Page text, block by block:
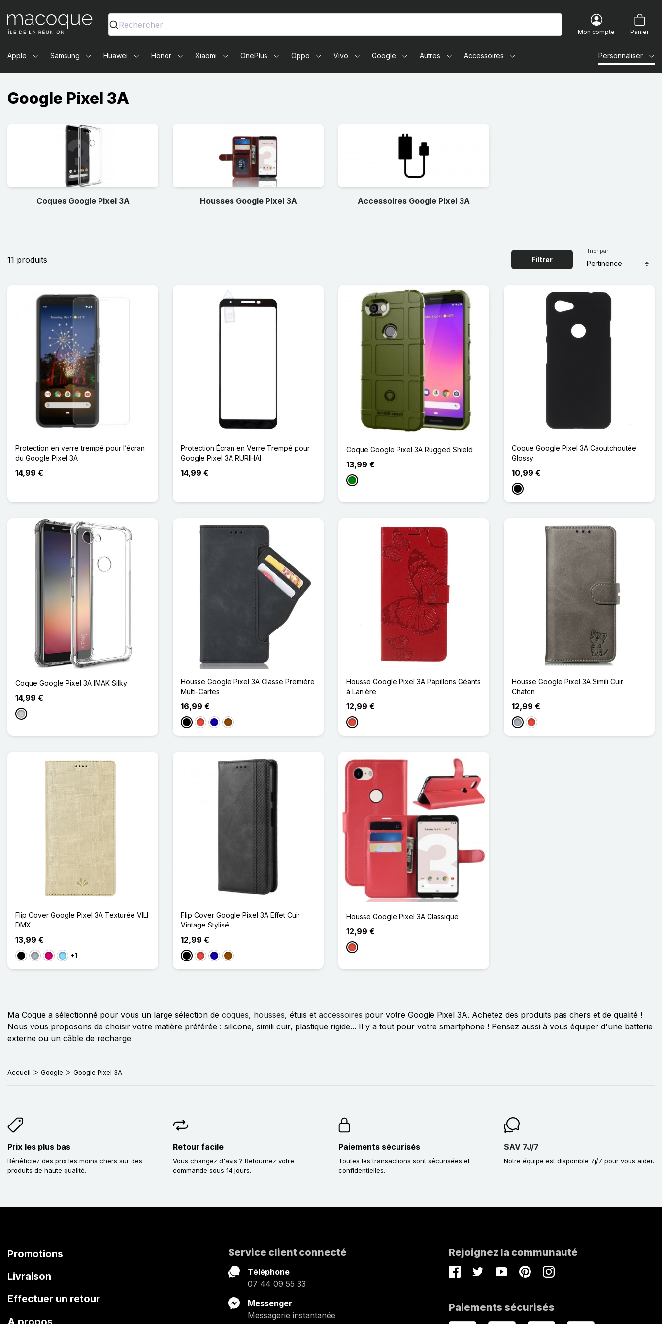
Ma Coque - Coques et Accessoires pour smartphones et tablettes
Rechercher
Mon compte Panier
Apple Samsung Huawei Honor Xiaomi OnePlus Oppo Vivo Google Autres Accessoires Personnaliser
Google Pixel 3A
Coques Google Pixel 3A Housses Google Pixel 3A Accessoires Google Pixel 3A
11 produits Filtrer
Trier par
Protection en verre trempé pour l’écran
du Google Pixel 3A
14,99 €
Protection Écran en Verre Trempé pour
Google Pixel 3A RURIHAI
14,99 €
Coque Google Pixel 3A Rugged Shield
13,99 €
Vert
Coque Google Pixel 3A Caoutchoutée
Glossy
10,99 €
Noir
Coque Google Pixel 3A IMAK Silky
14,99 €
Transparent
Housse Google Pixel 3A Classe Première
Multi-Cartes
16,99 €
NoirRougeBleu Foncé
Marron
Housse Google Pixel 3A Papillons Géants
à Lanière
12,99 €
Rouge
Housse Google Pixel 3A Simili Cuir
Chaton
12,99 €
Gris Rouge
Flip Cover Google Pixel 3A Texturée VILI
DMX
13,99 €
NoirGris Magenta
Bleu Clair
+1
Flip Cover Google Pixel 3A Effet Cuir
Vintage Stylisé
12,99 €
NoirRougeBleu Foncé
Marron
Housse Google Pixel 3A Classique
12,99 €
Rouge
Ma Coque a sélectionné pour vous un large sélection de coques, housses, étuis et accessoires pour votre Google Pixel 3A. Achetez des produits pas chers et de qualité !
Nous vous proposons de choisir votre matière préférée : silicone, simili cuir, plastique rigide... Il y a tout pour votre smartphone ! Pensez aussi à vous équiper d'une batterie
externe ou un câble de recharge.
Accueil Google Google Pixel 3A
Prix les plus bas
Bénéficiez des prix les moins chers sur des
produits de haute qualité.
Retour facile
Vous changez d'avis ? Retournez votre
commande sous 14 jours.
Paiements sécurisés
Toutes les transactions sont sécurisées et
confidentielles.
SAV 7J/7
Notre équipe est disponible 7j/7 pour vous aider.
Promotions
Livraison
Effectuer un retour
A propos
Service client connecté
Téléphone
07 44 09 55 33
Messenger
Messagerie instantanée
Rejoignez la communauté
FacebookTwitterYoutubePinterestInstagram
Paiements sécurisés